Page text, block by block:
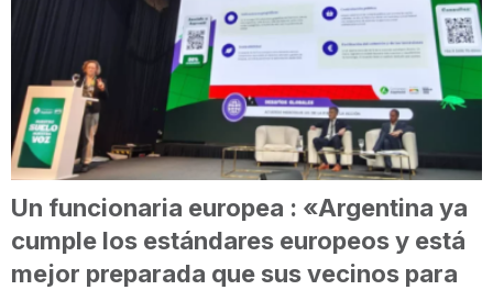
Un funcionaria europea : «Argentina ya
cumple los estándares europeos y está
mejor preparada que sus vecinos para